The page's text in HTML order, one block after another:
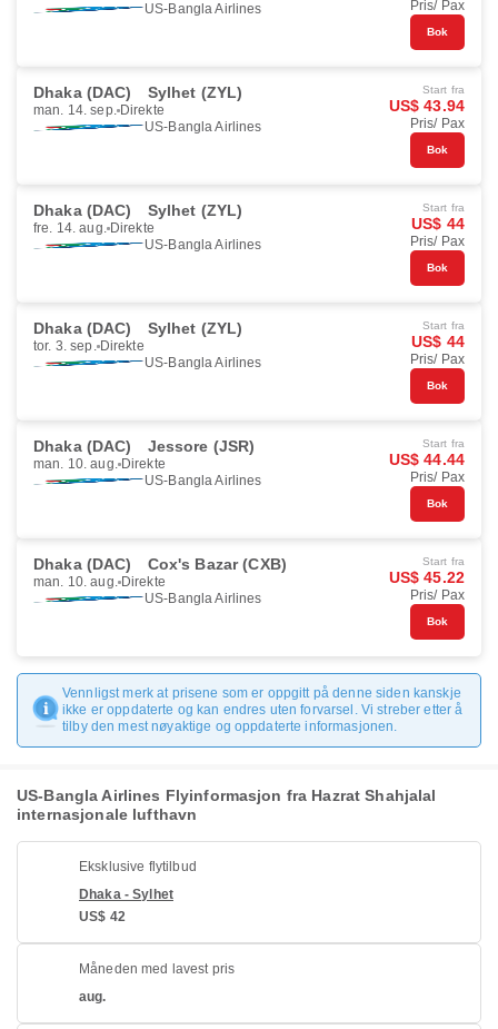
US-Bangla Airlines
Pris/ Pax
Bok
Dhaka (DAC) Sylhet (ZYL)
man. 14. sep. Direkte
US-Bangla Airlines
Start fra
US$ 43.94
Pris/ Pax
Bok
Dhaka (DAC) Sylhet (ZYL)
fre. 14. aug. Direkte
US-Bangla Airlines
Start fra
US$ 44
Pris/ Pax
Bok
Dhaka (DAC) Sylhet (ZYL)
tor. 3. sep. Direkte
US-Bangla Airlines
Start fra
US$ 44
Pris/ Pax
Bok
Dhaka (DAC) Jessore (JSR)
man. 10. aug. Direkte
US-Bangla Airlines
Start fra
US$ 44.44
Pris/ Pax
Bok
Dhaka (DAC) Cox's Bazar (CXB)
man. 10. aug. Direkte
US-Bangla Airlines
Start fra
US$ 45.22
Pris/ Pax
Bok
Vennligst merk at prisene som er oppgitt på denne siden kanskje
ikke er oppdaterte og kan endres uten forvarsel. Vi streber etter å
tilby den mest nøyaktige og oppdaterte informasjonen.
US-Bangla Airlines Flyinformasjon fra Hazrat Shahjalal
internasjonale lufthavn
Eksklusive flytilbud
Dhaka - Sylhet
US$ 42
Måneden med lavest pris
aug.